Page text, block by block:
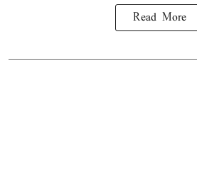
Read More